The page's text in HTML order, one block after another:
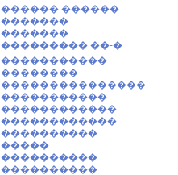
������ ������
�������
�������
��������� ��-�
�����������
��������
���������������
�����������
������������
������������
����������
�����
����������
����������